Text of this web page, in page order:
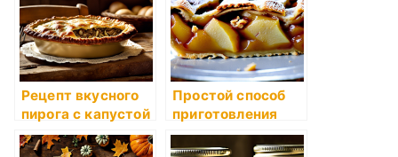
Рецепт вкусного
пирога с капустой
и грибами
Простой способ
приготовления
пирога с яблоками